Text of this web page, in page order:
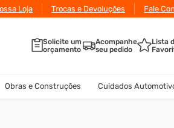
Loja Trocas e Devoluções Fale
Solicite um
orçamento
Acompanhe
seu pedido
Lista
Obras e Construções Cuidados